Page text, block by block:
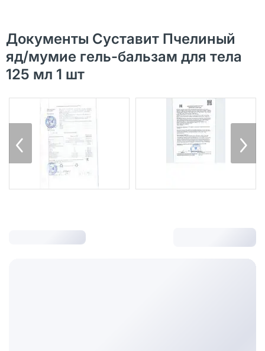
Документы Суставит Пчелиный
яд/мумие гель-бальзам для тела
125 мл 1 шт